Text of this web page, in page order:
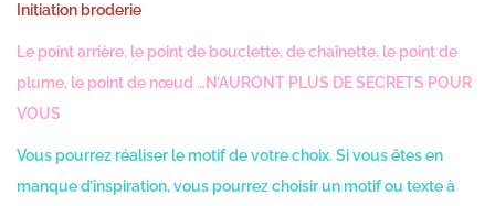
Initiation broderie
Le point arrière, le point de bouclette, de chaînette, le point de
plume, le point de nœud …N’AURONT PLUS DE SECRETS POUR
VOUS
Vous pourrez réaliser le motif de votre choix. Si vous êtes en
manque d’inspiration, vous pourrez choisir un motif ou texte à